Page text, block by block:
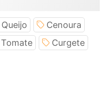
Queijo
Cenoura
Tomate Curgete